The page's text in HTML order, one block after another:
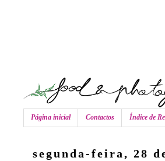
Página inicial Contactos Índice de
segunda-feira, 28